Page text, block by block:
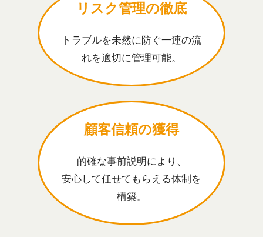
リスク管理の徹底
トラブルを未然に防ぐ一連の流
れを適切に管理可能。
顧客信頼の獲得
的確な事前説明により、
安心して任せてもらえる体制を
構築。